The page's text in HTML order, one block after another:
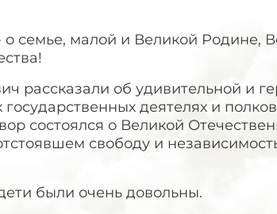
семье, малой и Великой Родине,
рассказали об удивительной и
деятелях и
состоялся о Великой
свободу и
были очень довольны.